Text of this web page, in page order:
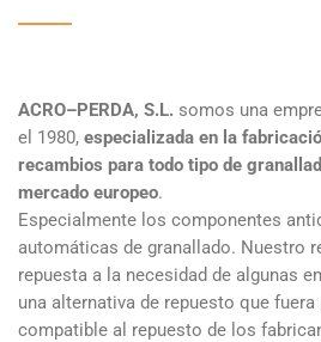
ACRO–PERDA, S.L. somos una
el 1980, especializada en la
recambios para todo tipo de
mercado europeo.
Especialmente los componentes
automáticas de granallado. Nuestro
repuesta a la necesidad de algunas
una alternativa de repuesto que
compatible al repuesto de los